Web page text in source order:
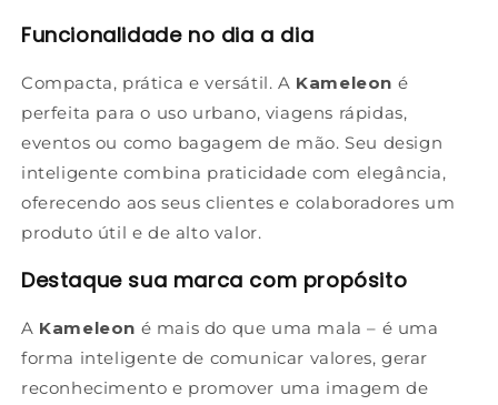
Funcionalidade no dia a dia
Compacta, prática e versátil. A Kameleon é
perfeita para o uso urbano, viagens rápidas,
eventos ou como bagagem de mão. Seu design
inteligente combina praticidade com elegância,
oferecendo aos seus clientes e colaboradores um
produto útil e de alto valor.
Destaque sua marca com propósito
A Kameleon é mais do que uma mala – é uma
forma inteligente de comunicar valores, gerar
reconhecimento e promover uma imagem de